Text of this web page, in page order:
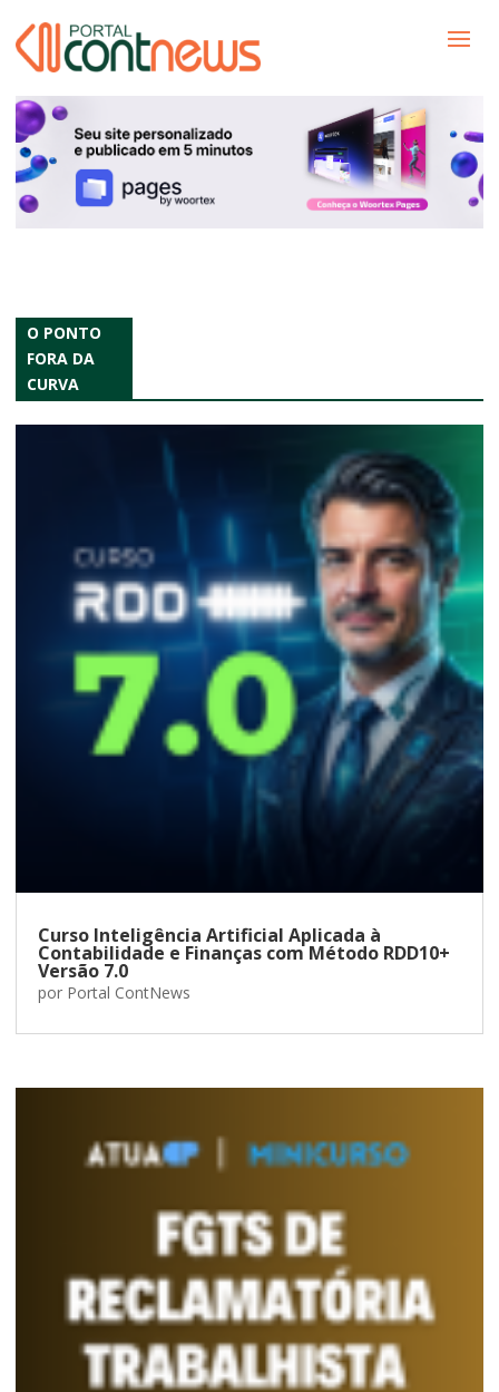
O PONTO
FORA DA
CURVA
Curso Inteligência Artificial Aplicada à
Contabilidade e Finanças com Método RDD10+
Versão 7.0
por Portal ContNews